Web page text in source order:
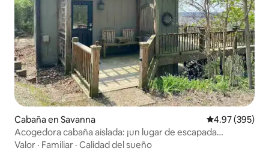
Cabaña en Savanna Calificación
4.97 (395)
Acogedora cabaña aislada: ¡un lugar de escapada
tranquilo!
Valor · Familiar · Calidad del sueño